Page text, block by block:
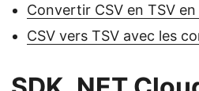
Convertir CSV en TSV en
CSV vers TSV avec les